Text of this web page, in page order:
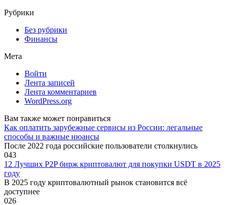
Рубрики
Без рубрики
Финансы
Мета
Войти
Лента записей
Лента комментариев
WordPress.org
Вам также может понравиться
Как оплатить зарубежные сервисы из России: легальные
способы и важные нюансы
После 2022 года российские пользователи столкнулись
043
12 Лучших P2P бирж криптовалют для покупки USDT в 2025
году
В 2025 году криптовалютный рынок становится всё
доступнее
026